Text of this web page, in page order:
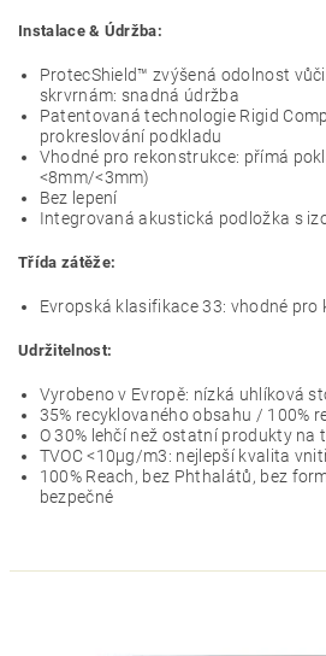
Instalace & Údržba:
ProtecShield™ zvýšená odolnost
skrvrnám: snadná údržba
Patentovaná technologie Rigid
prokreslování podkladu
Vhodné pro rekonstrukce: přímá
<8mm/<3mm)
Bez lepení
Integrovaná akustická podložka s
Třída zátěže:
Evropská klasifikace 33: vhodné pro
Udržitelnost:
Vyrobeno v Evropě: nízká uhlíková
35% recyklovaného obsahu / 100%
O 30% lehčí než ostatní produkty na
TVOC <10µg/m3: nejlepší kvalita
100% Reach, bez Phthalátů, bez
bezpečné